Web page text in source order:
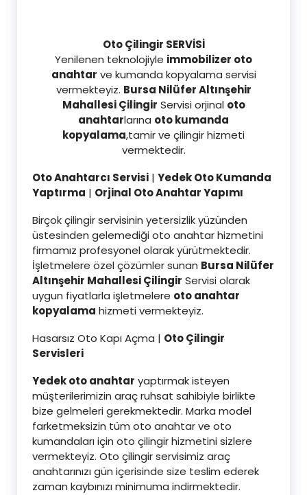
Oto Çilingir SERVİSİ
Yenilenen teknolojiyle immobilizer oto
anahtar ve kumanda kopyalama servisi
vermekteyiz. Bursa Nilüfer Altınşehir
Mahallesi Çilingir Servisi orjinal oto
anahtarlarına oto kumanda
kopyalama,tamir ve çilingir hizmeti
vermektedir.
Oto Anahtarcı Servisi | Yedek Oto Kumanda
Yaptırma | Orjinal Oto Anahtar Yapımı
Birçok çilingir servisinin yetersizlik yüzünden
üstesinden gelemediği oto anahtar hizmetini
firmamız profesyonel olarak yürütmektedir.
İşletmelere özel çözümler sunan Bursa Nilüfer
Altınşehir Mahallesi Çilingir Servisi olarak
uygun fiyatlarla işletmelere oto anahtar
kopyalama hizmeti vermekteyiz.
Hasarsız Oto Kapı Açma | Oto Çilingir
Servisleri
Yedek oto anahtar yaptırmak isteyen
müşterilerimizin araç ruhsat sahibiyle birlikte
bize gelmeleri gerekmektedir. Marka model
farketmeksizin tüm oto anahtar ve oto
kumandaları için oto çilingir hizmetini sizlere
vermekteyiz. Oto çilingir servisimiz araç
anahtarınızı gün içerisinde size teslim ederek
zaman kaybınızı minimuma indirmektedir.